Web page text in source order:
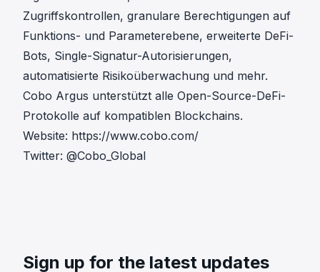
Zugriffskontrollen, granulare Berechtigungen auf
Funktions- und Parameterebene, erweiterte DeFi-
Bots, Single-Signatur-Autorisierungen,
automatisierte Risikoüberwachung und mehr.
Cobo Argus unterstützt alle Open-Source-DeFi-
Protokolle auf kompatiblen Blockchains.
Website: https://www.cobo.com/
Twitter: @Cobo_Global
Sign up for the latest updates